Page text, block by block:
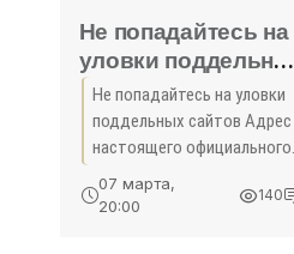
Не попадайтесь на
уловки поддельных
сайтов - «Деньги»
Не попадайтесь на уловки
поддельных сайтов Адрес
настоящего официального
сайта Пенсионного фонда
России — pfrf.ru! А
07 марта,
20:00
140